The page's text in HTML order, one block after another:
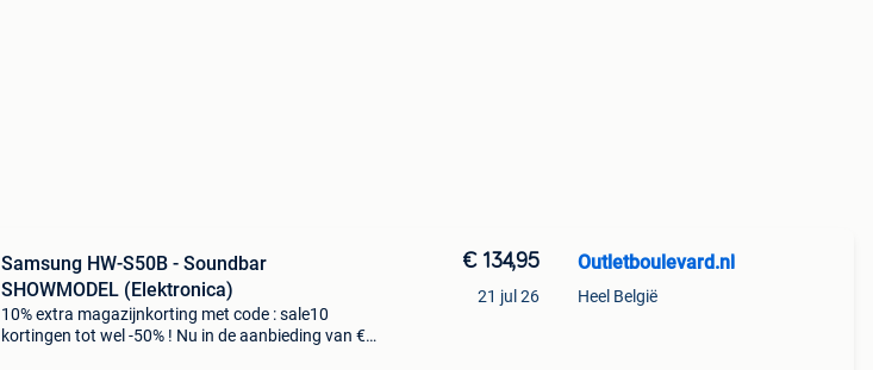
Samsung HW-S50B - Soundbar
SHOWMODEL (Elektronica)
10% extra magazijnkorting met code : sale10
kortingen tot wel -50% ! Nu in de aanbieding van €
€ 134,95
21 jul 26
Outletboulevard.nl
Heel België